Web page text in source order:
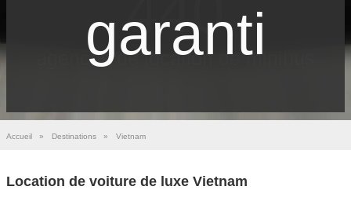
garanti
Accueil » Destinations » Vietnam
Location de voiture de luxe Vietnam